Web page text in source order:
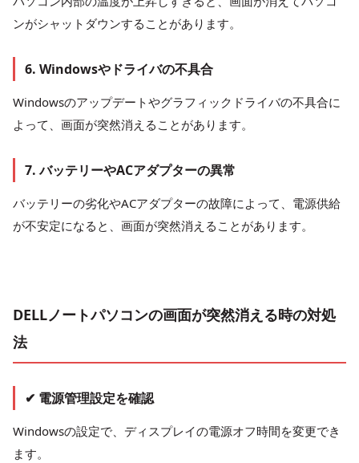
ンがシャットダウンすることがあります。
6. Windowsやドライバの不具合
Windowsのアップデートやグラフィックドライバの不具合に
よって、画面が突然消えることがあります。
7. バッテリーやACアダプターの異常
バッテリーの劣化やACアダプターの故障によって、電源供給
が不安定になると、画面が突然消えることがあります。
DELLノートパソコンの画面が突然消える時の対処
法
✔ 電源管理設定を確認
Windowsの設定で、ディスプレイの電源オフ時間を変更でき
ます。